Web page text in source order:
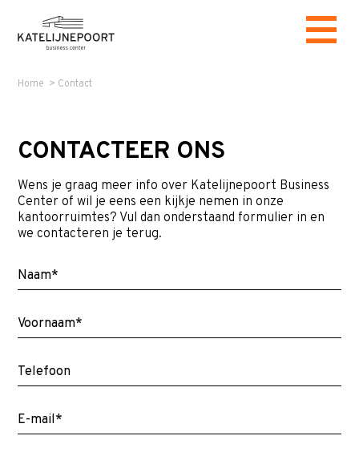
Home > Contact
CONTACTEER ONS
Wens je graag meer info over Katelijnepoort Business
Center of wil je eens een kijkje nemen in onze
kantoorruimtes? Vul dan onderstaand formulier in en
we contacteren je terug.